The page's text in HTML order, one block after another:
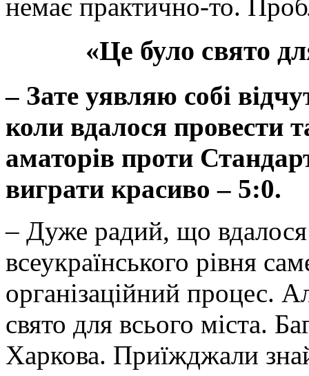
немає практично-то.
«Це було свято
– Зате уявляю собі
коли вдалося провести
аматорів проти
виграти красиво – 5:0.
– Дуже радий, що
всеукраїнського рівня
організаційний процес.
свято для всього міста.
Харкова. Приїжджали